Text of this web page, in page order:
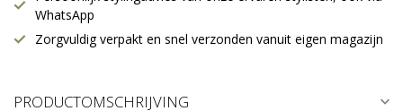
WhatsApp
Zorgvuldig verpakt en snel verzonden vanuit eigen magazijn
PRODUCTOMSCHRIJVING